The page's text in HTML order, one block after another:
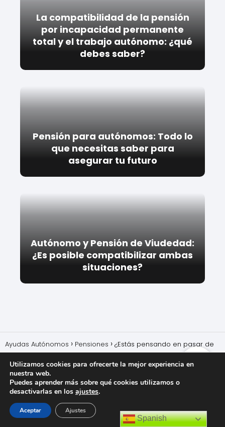
La compatibilidad de la pensión
por incapacidad permanente
total y el trabajo autónomo: ¿qué
debes saber?
Pensión para autónomos: Todo lo
que necesitas saber para
asegurar tu futuro
Autónomo y Pensión de Viudedad:
¿Es posible compatibilizar ambas
situaciones?
Ayudas Autónomos Pensiones
¿Estás pensando en pasar de
Spanish
Utilizamos cookies para ofrecerte la mejor experiencia en
nuestra web.
Puedes aprender más sobre qué cookies utilizamos o
desactivarlas en los ajustes.
Aceptar Ajustes